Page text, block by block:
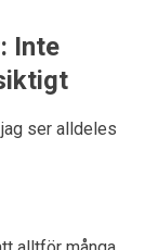
Inte
ser alldeles